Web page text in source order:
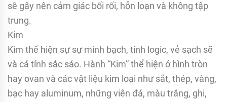
sẽ gây nên cảm giác bối rối, hỗn loạn và không tập
trung.
Kim
Kim thể hiện sự sự minh bạch, tính logic, vẻ sạch sẽ
và cá tính sắc sảo. Hành “Kim” thể hiện ở hình tròn
hay ovan và các vật liệu kim loại như sắt, thép, vàng,
bạc hay aluminum, những viên đá, màu trắng, ghi,